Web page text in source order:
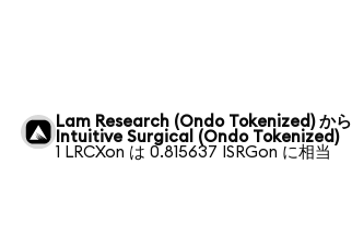
Lam Research (Ondo Tokenized) から
Intuitive Surgical (Ondo Tokenized)
1 LRCXon は 0.815637 ISRGon に相当